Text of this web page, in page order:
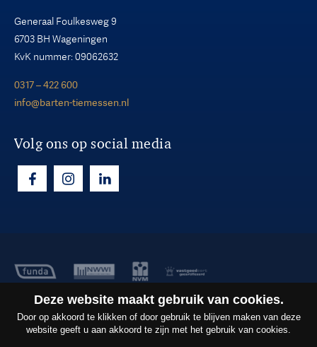
Generaal Foulkesweg 9
6703 BH Wageningen
KvK nummer: 09062632
0317 – 422 600
info@barten-tiemessen.nl
Volg ons op social media
Copyright ©2026Barten Tiemessen B.V.
Privacy
Deze website maakt gebruik van cookies.
Door op akkoord te klikken of door gebruik te blijven maken van deze
website geeft u aan akkoord te zijn met het gebruik van cookies.